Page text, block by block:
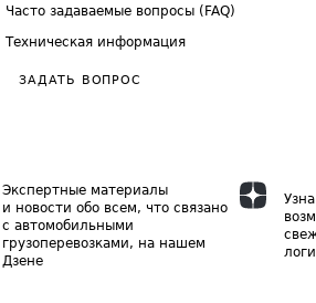
Часто задаваемые вопросы (FAQ)
Техническая информация
ЗАДАТЬ ВОПРОС
Экспертные материалы
и новости обо всем, что связано
с автомобильными
грузоперевозками, на нашем
Дзене